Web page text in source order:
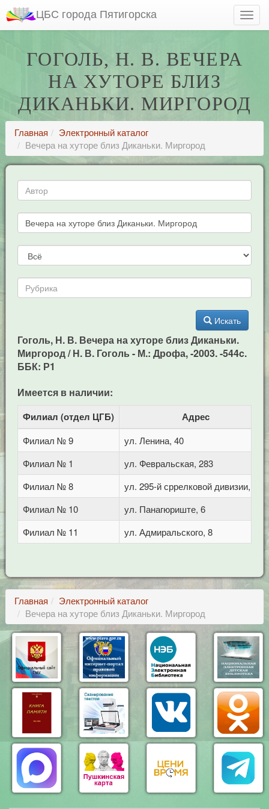
ЦБС города Пятигорска
ГОГОЛЬ, Н. В. ВЕЧЕРА
НА ХУТОРЕ БЛИЗ
ДИКАНЬКИ. МИРГОРОД
Главная
Электронный каталог
Вечера на хуторе близ Диканьки. Миргород
Искать
Гоголь, Н. В. Вечера на хуторе близ Диканьки.
Миргород / Н. В. Гоголь - М.: Дрофа, -2003. -544c.
ББК: Р1
Имеется в наличии:
Филиал (отдел ЦГБ) Адрес
Филиал № 9
ул. Ленина, 40
Филиал № 1
ул. Февральская, 283
Филиал № 8
ул. 295-й сррелковой дивизии, 114
Филиал № 10
ул. Панагюриште, 6
Филиал № 11
ул. Адмиральского, 8
Главная
Электронный каталог
Вечера на хуторе близ Диканьки. Миргород